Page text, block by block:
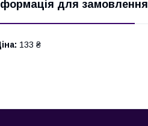
для замовлення
133 ₴